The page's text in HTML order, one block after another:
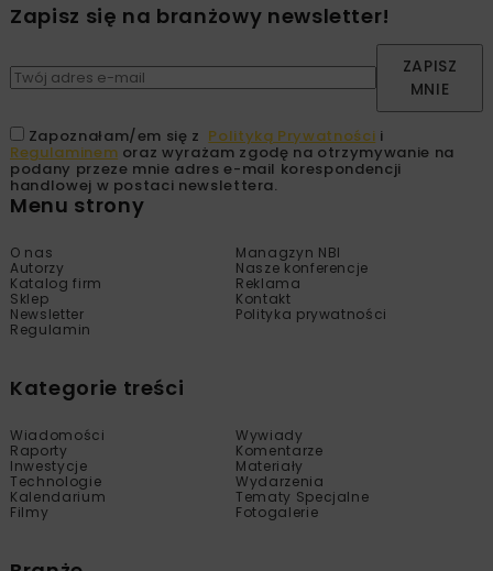
Zapisz się na branżowy newsletter!
ZAPISZ
MNIE
Zapoznałam/em się z Polityką Prywatności i
Regulaminem oraz wyrażam zgodę na otrzymywanie na
podany przeze mnie adres e-mail korespondencji
handlowej w postaci newslettera.
Menu strony
O nas
Managzyn NBI
Autorzy
Nasze konferencje
Katalog firm
Reklama
Sklep
Kontakt
Newsletter
Polityka prywatności
Regulamin
Kategorie treści
Wiadomości
Wywiady
Raporty
Komentarze
Inwestycje
Materiały
Technologie
Wydarzenia
Kalendarium
Tematy Specjalne
Filmy
Fotogalerie